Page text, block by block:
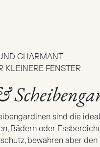
CHARMANT –
KLEINERE FENSTER
sind die
Bädern oder
bewahren aber